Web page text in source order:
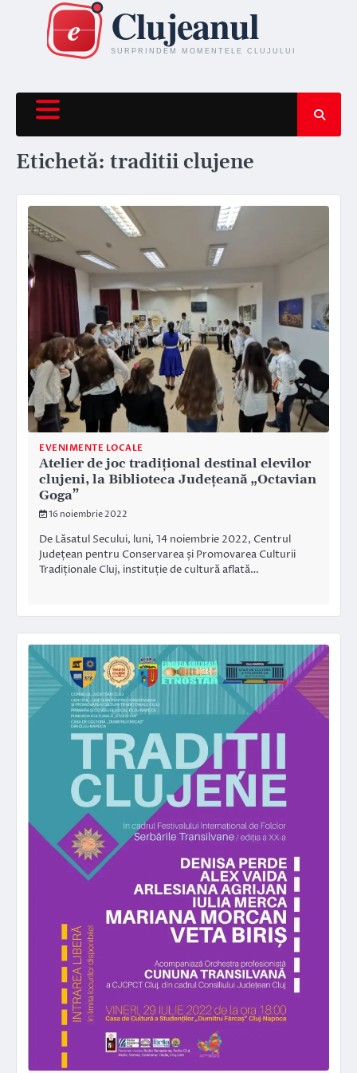
content
Etichetă: traditii clujene
EVENIMENTE LOCALE
Atelier de joc tradițional destinal elevilor
clujeni, la Biblioteca Județeană „Octavian
Goga”
16 noiembrie 2022
De Lăsatul Secului, luni, 14 noiembrie 2022, Centrul
Județean pentru Conservarea și Promovarea Culturii
Tradiționale Cluj, instituție de cultură aflată…